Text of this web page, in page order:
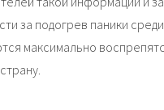
за подогрев паники
максимально